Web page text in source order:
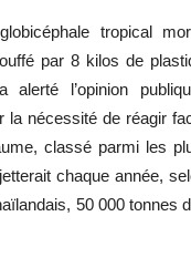
tropical
par 8 kilos de
alerté l’opinion
la nécessité de réagir
classé parmi les
chaque année,
50 000 tonnes